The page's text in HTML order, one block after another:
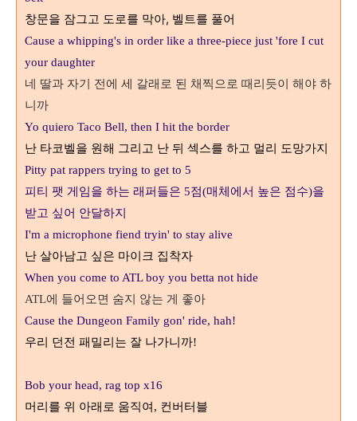
창문을 잠그고 도로를 막아, 벨트를 풀어
Cause a whipping's in order like a three-piece just 'fore I cut
your daughter
네 딸과 자기 전에 세 갈래로 된 채찍으로 때리듯이 해야 하
니까
Yo quiero Taco Bell, then I hit the border
난 타코벨을 원해 그리고 난 뒤 섹스를 하고 멀리 도망가지
Pitty pat rappers trying to get to 5
피티 팻 게임을 하는 래퍼들은 5점(매체에서 높은 점수)을
받고 싶어 안달하지
I'm a microphone fiend tryin' to stay alive
난 살아남고 싶은 마이크 집착자
When you come to ATL boy you betta not hide
ATL에 들어오면 숨지 않는 게 좋아
Cause the Dungeon Family gon' ride, hah!
우리 던전 패밀리는 잘 나가니까!
Bob your head, rag top x16
머리를 위 아래로 움직여, 컨버터블